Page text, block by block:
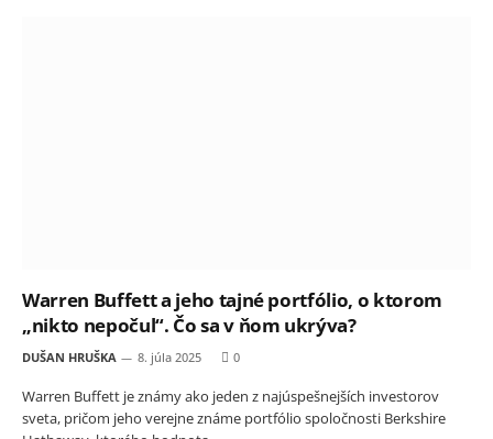
Warren Buffett a jeho tajné portfólio, o ktorom
„nikto nepočul“. Čo sa v ňom ukrýva?
DUŠAN HRUŠKA 8. júla 2025 0
Warren Buffett je známy ako jeden z najúspešnejších investorov
sveta, pričom jeho verejne známe portfólio spoločnosti Berkshire